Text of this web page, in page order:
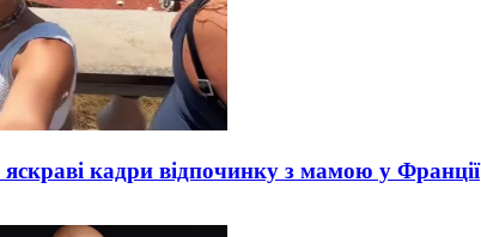
кадри відпочинку з мамою у Франції